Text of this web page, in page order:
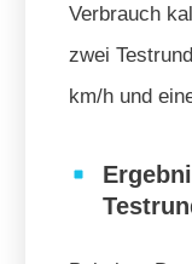
Verbrauch
zwei
km/h und